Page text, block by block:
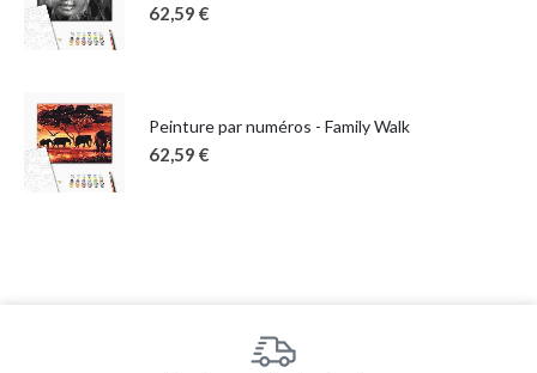
62,59 €
Peinture par numéros - Family Walk
62,59 €